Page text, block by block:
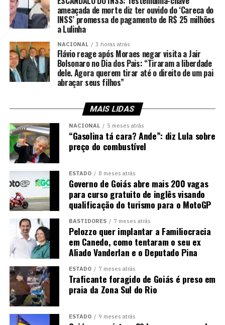
ameaçada de morte diz ter ouvido do ‘Careca do
INSS’ promessa de pagamento de R$ 25 milhões
a Lulinha
NACIONAL 3 horas atrás
Flávio reage após Moraes negar visita a Jair
Bolsonaro no Dia dos Pais: “Tiraram a liberdade
dele. Agora querem tirar até o direito de um pai
abraçar seus filhos”
MAIS LIDAS
NACIONAL 5 meses atrás
“Gasolina tá cara? Ande”: diz Lula sobre
preço do combustível
ESTADO 8 meses atrás
Governo de Goiás abre mais 200 vagas
para curso gratuito de inglês visando
qualificação do turismo para o MotoGP
BASTIDORES 7 meses atrás
Pelozzo quer implantar a Familiocracia
em Canedo, como tentaram o seu ex
Aliado Vanderlan e o Deputado Pina
ESTADO 7 meses atrás
Traficante foragido de Goiás é preso em
praia da Zona Sul do Rio
ESTADO 9 meses atrás